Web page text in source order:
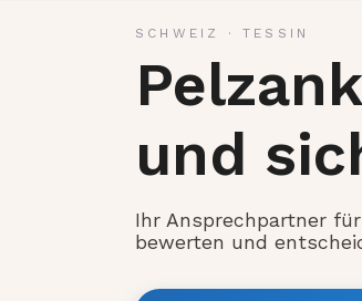
SCHWEIZ ·TESSIN
und
Ihr Ansprechpartner
bewerten und